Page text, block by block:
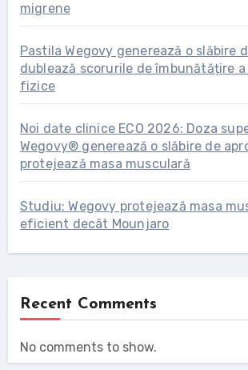
migrene
Pastila Wegovy generează o slăbire
dublează scorurile de îmbunătățire
fizice
Noi date clinice ECO 2026: Doza
Wegovy® generează o slăbire de
protejează masa musculară
Studiu: Wegovy protejează masa
eficient decât Mounjaro
Recent Comments
No comments to show.